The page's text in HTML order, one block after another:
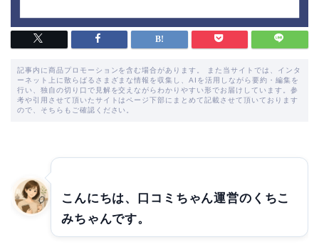
記事内に商品プロモーションを含む場合があります。 また当サイトでは、インタ
ーネット上に散らばるさまざまな情報を収集し、AIを活用しながら要約・編集を
行い、独自の切り口で見解を交えながらわかりやすい形でお届けしています。参
考や引用させて頂いたサイトはページ下部にまとめて記載させて頂いております
ので、そちらもご確認ください。
こんにちは、口コミちゃん運営のくちこ
みちゃんです。